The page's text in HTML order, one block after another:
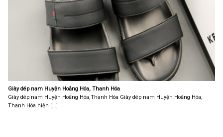
Giày dép nam Huyện Hoằng Hóa, Thanh Hóa
Giày dép nam Huyện Hoằng Hóa,Thanh Hóa Giày dép nam Huyện Hoằng Hóa,
Thanh Hóa hiện [...]